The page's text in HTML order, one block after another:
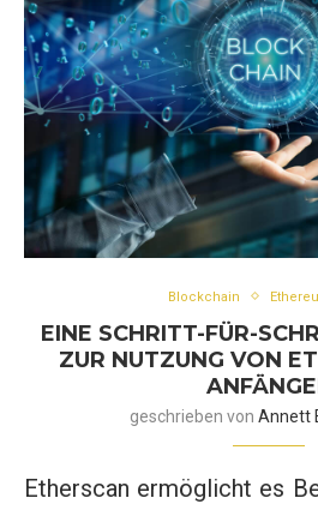
Blockchain
EINE SCHRITT-FÜR-
ZUR NUTZUNG VON
geschrieben von Annett
Etherscan ermöglicht es